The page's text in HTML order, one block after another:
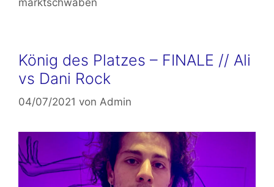
König des Platzes – FINALE // Ali
vs Dani Rock
04/07/2021 von Admin